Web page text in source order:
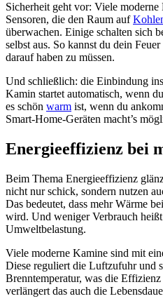
Sicherheit geht vor: Viele moderne
Sensoren, die den Raum auf
überwachen. Einige schalten sich
selbst aus. So kannst du dein
darauf haben zu müssen.
Und schließlich: die Einbindung
Kamin startet automatisch, wenn
es schön warm ist, wenn du
Smart-Home-Geräten macht’s
Energieeffizienz bei
Beim Thema Energieeffizienz
nicht nur schick, sondern nutzen
Das bedeutet, dass mehr Wärme
wird. Und weniger Verbrauch
Umweltbelastung.
Viele moderne Kamine sind mit
Diese reguliert die Luftzufuhr und
Brenntemperatur, was die
verlängert das auch die